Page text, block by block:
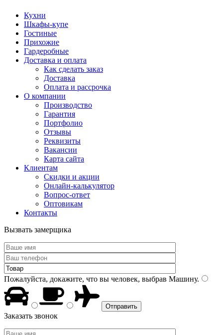
Кухни
Шкафы-купе
Гостиные
Прихожие
Гардеробные
Доставка и оплата
Как сделать заказ
Доставка
Оплата и рассрочка
О компании
Производство
Гарантия
Портфолио
Отзывы
Реквизиты
Вакансии
Карта сайта
Клиентам
Скидки и акции
Онлайн-калькулятор
Вопрос-ответ
Оптовикам
Контакты
Вызвать замерщика
Пожалуйста, докажите, что вы человек, выбрав Машину.
Заказать звонок